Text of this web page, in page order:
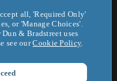
all, 'Required Only'
or 'Manage Choices'.
& Bradstreet uses
see ourCookie Policy.